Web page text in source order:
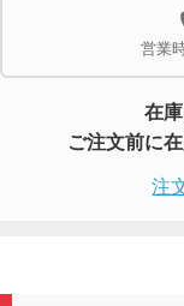
営業
在
ご注文前に
注